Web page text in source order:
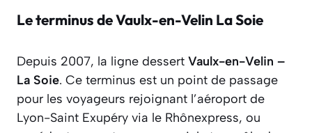
Le terminus de Vaulx-en-Velin La Soie
Depuis 2007, la ligne dessert Vaulx-en-Velin –
La Soie. Ce terminus est un point de passage
pour les voyageurs rejoignant l’aéroport de
Lyon-Saint Exupéry via le Rhônexpress, ou